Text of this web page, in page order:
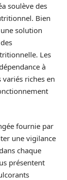
soulève des
Bien
solution
Les
à
riches en
fournie par
une vigilance
chaque
présentent